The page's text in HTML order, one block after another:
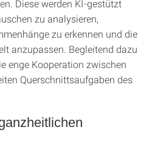
Diese werden KI-gestützt
zu analysieren,
zu erkennen und die
anzupassen. Begleitend dazu
enge Kooperation zwischen
Querschnittsaufgaben des